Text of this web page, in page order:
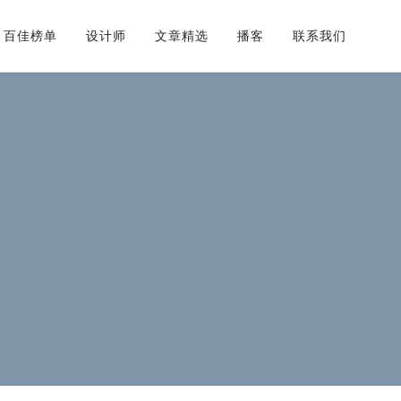
百佳榜单 设计师 文章精选 播客 联系我们